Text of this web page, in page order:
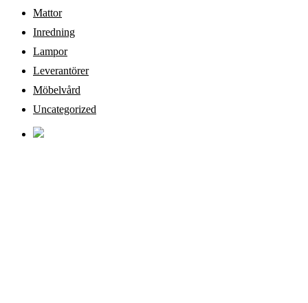
Mattor
Inredning
Lampor
Leverantörer
Möbelvård
Uncategorized